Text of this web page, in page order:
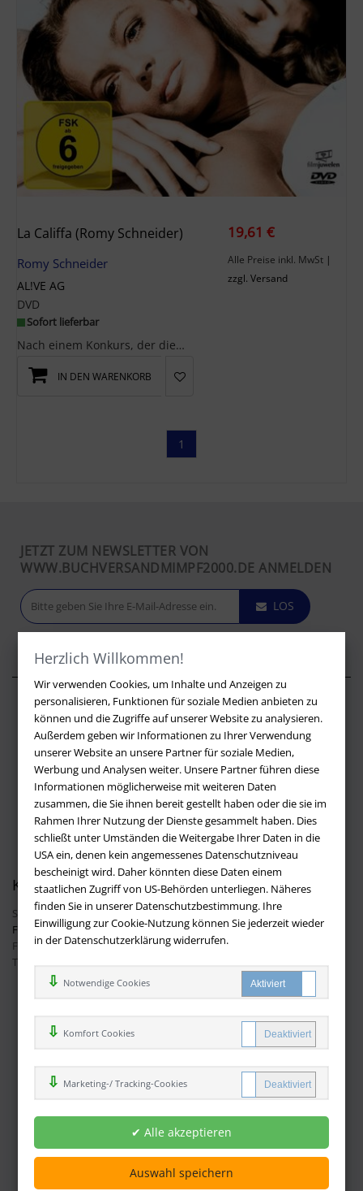
Herzlich Willkommen!
Wir verwenden Cookies, um Inhalte und Anzeigen zu
personalisieren, Funktionen für soziale Medien anbieten zu
können und die Zugriffe auf unserer Website zu analysieren.
Außerdem geben wir Informationen zu Ihrer Verwendung
unserer Website an unsere Partner für soziale Medien,
Werbung und Analysen weiter. Unsere Partner führen diese
Informationen möglicherweise mit weiteren Daten
zusammen, die Sie ihnen bereit gestellt haben oder die sie im
Rahmen Ihrer Nutzung der Dienste gesammelt haben. Dies
schließt unter Umständen die Weitergabe Ihrer Daten in die
USA ein, denen kein angemessenes Datenschutzniveau
bescheinigt wird. Daher könnten diese Daten einem
staatlichen Zugriff von US-Behörden unterliegen. Näheres
finden Sie in unserer Datenschutzbestimmung. Ihre
Einwilligung zur Cookie-Nutzung können Sie jederzeit wieder
in der Datenschutzerklärung widerrufen.
Notwendige Cookies
Komfort Cookies
Marketing-/ Tracking-Cookies
La Califfa (Romy Schneider)
Romy Schneider
AL!VE AG
DVD
Sofort lieferbar
Nach einem Konkurs, der die Schließung einer großen Fabrik zur Folge hat, kommt es in einer nordi...
19,61 €
Alle Preise inkl. MwSt |
zzgl. Versand
IN DEN WARENKORB
1
JETZT ZUM NEWSLETTER VON
WWW.BUCHVERSANDMIMPF2000.DE ANMELDEN
LOS
Über buchversandmimpf2000.de
Impressum
Versandbedingungen
Widerruf
Batteriehinweis
AGB
Datenschutz
Kontakt
Sie haben Fragen?Hier finden Sie Antworten auf häufig gestellte
Fragen.
Fragen per E-Mail:info@buchversandmimpf2000.de
Telefon: +49 (0)9209 20 23 188
Ihre Vorteile bei uns
Sicherer Online Shop und Zahlung mit SSL-Verschlüsselung
Viele Zahlungsmethoden wie PayPal oder per Vorkasse
Zahlweisen